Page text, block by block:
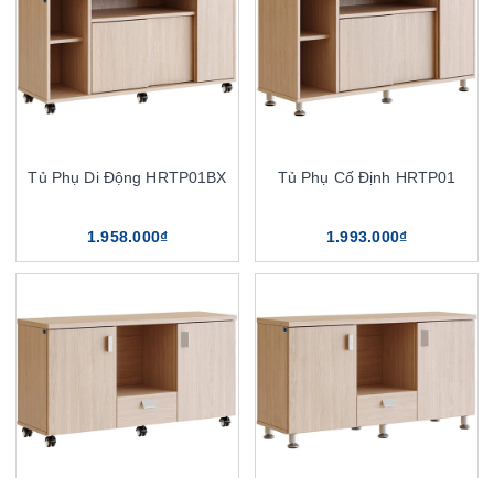
Tủ Phụ Di Động HRTP01BX
1.958.000₫
Tủ Phụ Cố Định HRTP01
1.993.000₫